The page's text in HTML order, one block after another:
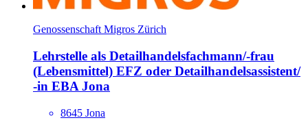
Genossenschaft Migros Zürich
Lehrstelle als Detailhandels­fachmann/​-frau
(Lebensmittel) EFZ oder Detailhandels­assistent/​
-in EBA Jona
8645 Jona